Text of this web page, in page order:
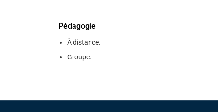
Pédagogie
À distance.
Groupe.